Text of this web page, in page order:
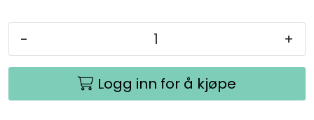
- +
Logg inn for å kjøpe